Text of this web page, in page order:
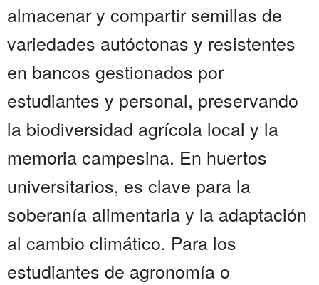
almacenar y compartir semillas de
variedades autóctonas y resistentes
en bancos gestionados por
estudiantes y personal, preservando
la biodiversidad agrícola local y la
memoria campesina. En huertos
universitarios, es clave para la
soberanía alimentaria y la adaptación
al cambio climático. Para los
estudiantes de agronomía o